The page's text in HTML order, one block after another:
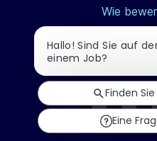
Wie
Studierende
Hallo! Sind Sie auf
einem Job?
Finden
Eine